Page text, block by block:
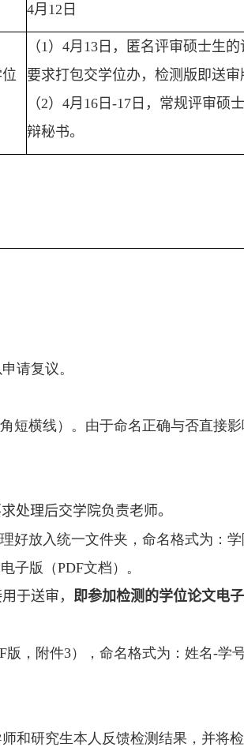
4月 12 日
（1） 4月 13 日，匿名评审硕士生
要求打包交学位办，检测版即送审
（2） 4月 16 日 -17 日，常规评审硕
辩秘书。
请复议。
短横线）。由于命名正确与否直接
处理后交学院负责老师。
好放入统一文件夹，命名格式为：
子版（PDF文档）。
于送审， 即参加检测的学位论文电
版，附件3），命名格式为：姓名-学
和研究生本人反馈检测结果，并将